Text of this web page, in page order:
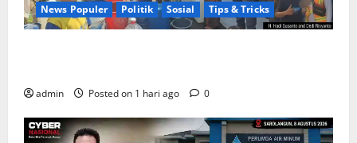
News Populer
Politik Sosial Tips & Tricks
admin Posted on 1 hari ago 0